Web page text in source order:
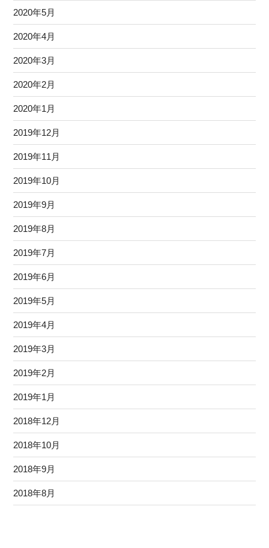
2020年5月
2020年4月
2020年3月
2020年2月
2020年1月
2019年12月
2019年11月
2019年10月
2019年9月
2019年8月
2019年7月
2019年6月
2019年5月
2019年4月
2019年3月
2019年2月
2019年1月
2018年12月
2018年10月
2018年9月
2018年8月